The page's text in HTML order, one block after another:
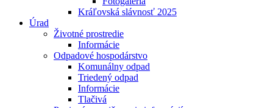
Kráľovská slávnosť 2025
Úrad
Životné prostredie
Informácie
Odpadové hospodárstvo
Komunálny odpad
Triedený odpad
Informácie
Tlačivá